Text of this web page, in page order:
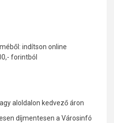
indítson online
forintból
aloldalon kedvező áron
díjmentesen a Városinfó